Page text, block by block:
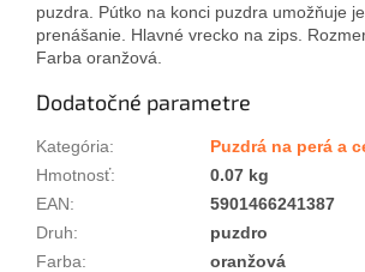
puzdra. Pútko na konci puzdra umožňuje
prenášanie. Hlavné vrecko na zips.
Farba oranžová.
Dodatočné parametre
Kategória:
Puzdrá na perá a
Hmotnosť:
0.07 kg
EAN:
5901466241387
Druh:
puzdro
Farba: oranžová